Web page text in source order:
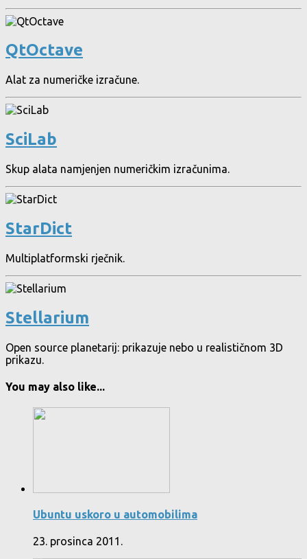
QtOctave
Alat za numeričke izračune.
SciLab
Skup alata namjenjen numeričkim izračunima.
StarDict
Multiplatformski rječnik.
Stellarium
Open source planetarij: prikazuje nebo u realističnom 3D
prikazu.
You may also like...
Ubuntu uskoro u automobilima
23. prosinca 2011.